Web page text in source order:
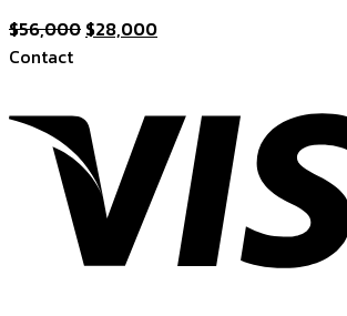
$56,000 Original
$56,000.
$28,000Current
$28,000.
Contact